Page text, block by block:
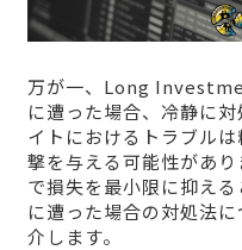
万が一、Long
に遭った場合、冷静に
イトにおけるトラブル
撃を与える可能性があ
で損失を最小限に抑え
に遭った場合の対処法
介します。